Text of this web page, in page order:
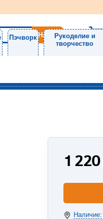
Пэчворк
Рукоделие и
творчество
1 220
Наличие: